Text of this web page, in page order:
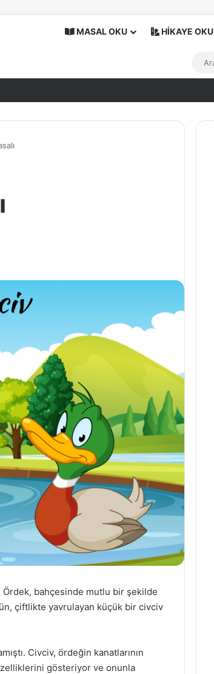
MASAL OKU HİKAYE OKU
Ördek, bahçesinde mutlu bir şekilde
çiftlikte yavrulayan küçük bir civciv
Civciv, ördeğin kanatlarının
gösteriyor ve onunla